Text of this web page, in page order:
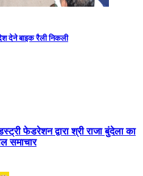
देने बाइक रैली निकली
फेडरेशन द्वारा श्री राजा बुंदेला का
समाचार